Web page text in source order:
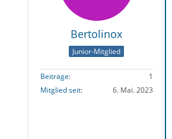
Bertolinox
Junior-Mitglied
Beiträge
1
Mitglied seit
6. Mai. 2023